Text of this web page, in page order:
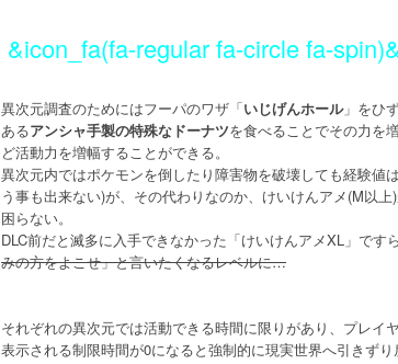
&icon_fa(fa-regular fa-circle fa-
異次元調査のためにはフーパのワザ「いじげんホール」をひ
あるアンシャ手製の特殊なドーナツを食べることでその力を
ど活動力を増幅することができる。
異次元内ではポケモンを倒したり障害物を破壊しても経験値
う事も出来ない)が、その代わりなのか、けいけんアメ(M以
困らない。
DLC前だと滅多に入手できなかった「けいけんアメXL」です
みの方をよこせ」と言いたくなるレベルに…
それぞれの異次元では活動できる時間に限りがあり、プレイ
表示される制限時間が0になると強制的に現実世界へ引きずり